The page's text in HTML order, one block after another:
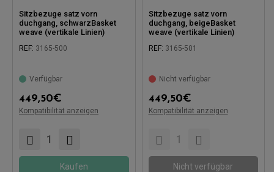
Sitzbezuge satz vorn
duchgang, schwarzBasket
weave (vertikale Linien)
REF: 3165-500
Verfügbar
449,50€
Kompatibilität anzeigen
Kaufen
Sitzbezuge satz vorn
duchgang, beigeBasket
weave (vertikale Linien)
REF: 3165-501
Nicht verfügbar
449,50€
Kompatibilität anzeigen
Nicht verfügbar